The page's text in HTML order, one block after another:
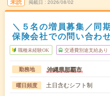
掲載日 2026/08/02
＼５名の増員募集／同
保険会社での問い合わ
職種未経験OK 交通費別途支給あり
勤務地 沖縄県那覇市
曜日頻度 土日含むシフト制